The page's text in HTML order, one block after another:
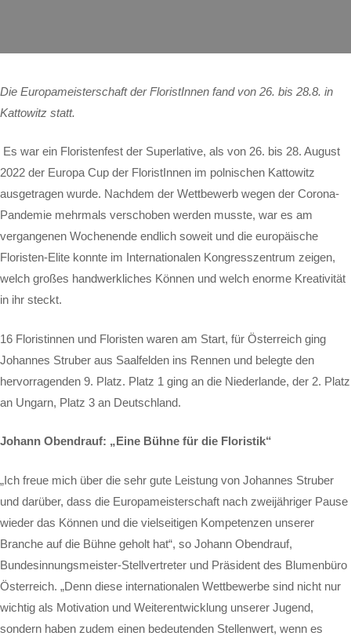
Die Europameisterschaft der FloristInnen fand von 26. bis 28.8. in
Kattowitz statt.
Es war ein Floristenfest der Superlative, als von 26. bis 28. August
2022 der Europa Cup der FloristInnen im polnischen Kattowitz
ausgetragen wurde. Nachdem der Wettbewerb wegen der Corona-
Pandemie mehrmals verschoben werden musste, war es am
vergangenen Wochenende endlich soweit und die europäische
Floristen-Elite konnte im Internationalen Kongresszentrum zeigen,
welch großes handwerkliches Können und welch enorme Kreativität
in ihr steckt.
16 Floristinnen und Floristen waren am Start, für Österreich ging
Johannes Struber aus Saalfelden ins Rennen und belegte den
hervorragenden 9. Platz. Platz 1 ging an die Niederlande, der 2. Platz
an Ungarn, Platz 3 an Deutschland.
Johann Obendrauf: „Eine Bühne für die Floristik“
„Ich freue mich über die sehr gute Leistung von Johannes Struber
und darüber, dass die Europameisterschaft nach zweijähriger Pause
wieder das Können und die vielseitigen Kompetenzen unserer
Branche auf die Bühne geholt hat“, so Johann Obendrauf,
Bundesinnungsmeister-Stellvertreter und Präsident des Blumenbüro
Österreich. „Denn diese internationalen Wettbewerbe sind nicht nur
wichtig als Motivation und Weiterentwicklung unserer Jugend,
sondern haben zudem einen bedeutenden Stellenwert, wenn es